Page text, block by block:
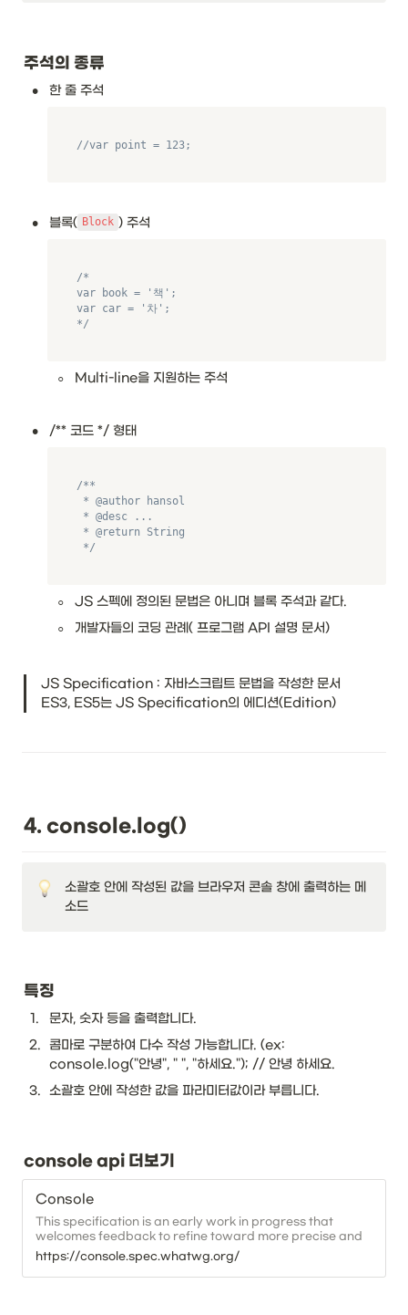
주석의 종류
• 한 줄 주석
//var point = 123;
• 블록( Block ) 주석
/*
var book = '책';
var car = '차';
*/
◦ Multi-line을 지원하는 주석
• /** 코드 */ 형태
/**
* @author hansol
* @desc ...
* @return String
*/
◦ JS 스펙에 정의된 문법은 아니며 블록 주석과 같다.
◦ 개발자들의 코딩 관례( 프로그램 API 설명 문서)
JS Specification : 자바스크립트 문법을 작성한 문서
ES3, ES5는 JS Specification의 에디션(Edition)
4. console.log()
소괄호 안에 작성된 값을 브라우저 콘솔 창에 출력하는 메
소드
특징
1 .
문자, 숫자 등을 출력합니다.
2. 콤마로 구분하여 다수 작성 가능합니다. (ex:
console.log("안녕", " ", "하세요."); // 안녕 하세요.
3. 소괄호 안에 작성한 값을 파라미터값이라 부릅니다.
console api 더보기
Console
This specification is an early work in progress that
welcomes feedback to refine toward more precise and
compatible definitions. It is also the editors' first
specification, so please be kind and constructive. Please
join us in the issue tracker for more discussion.
https://console.spec.whatwg.org/